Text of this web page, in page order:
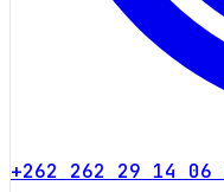
+262 262 29 14 06